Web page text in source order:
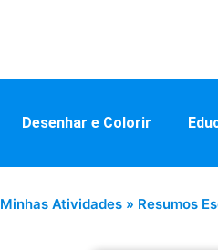
Desenhar e Colorir
Minhas Atividades » Resumos